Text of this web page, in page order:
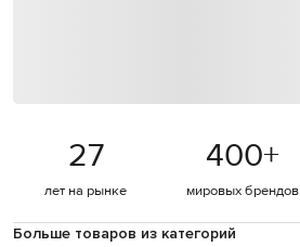
27
лет на рынке
400+
мировых брендов
Больше товаров из категорий